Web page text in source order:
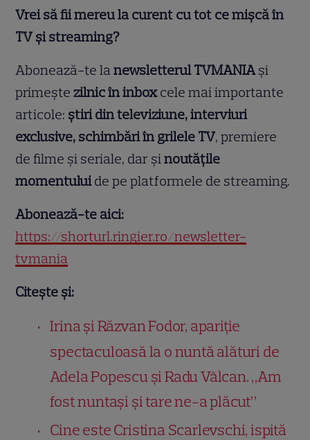
Vrei să fii mereu la curent cu tot ce mișcă în
TV și streaming?
Abonează-te lanewsletterul TVMANIAși
primește zilnic în inboxcele mai importante
articole: știri din televiziune, interviuri
exclusive, schimbări în grilele TV, premiere
de filme și seriale, dar șinoutățile
momentuluide pe platformele de streaming.
Abonează-te aici:
https://shorturl.ringier.ro/newsletter-
tvmania
Citește și:
Irina și Răzvan Fodor, apariție
spectaculoasă la o nuntă alături de
Adela Popescu și Radu Vâlcan. „Am
fost nuntași și tare ne-a plăcut”
Cine este Cristina Scarlevschi, ispită